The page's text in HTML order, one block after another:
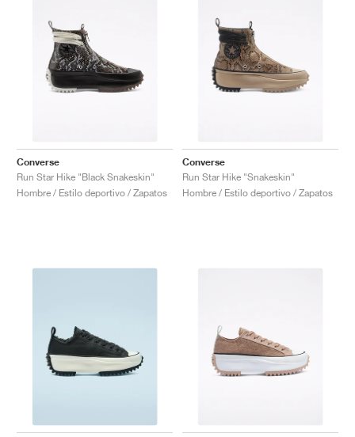
Converse
Run Star Hike "Black Snakeskin"
Hombre / Estilo deportivo / Zapatos
Converse
Run Star Hike "Snakeskin"
Hombre / Estilo deportivo / Zapatos